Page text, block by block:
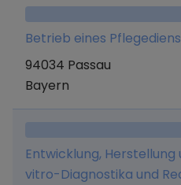
Betrieb eines
94034 Passau
Bayern
Entwicklung,
vitro-Diagnostika und